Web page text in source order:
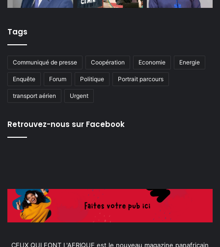
Tags
Communiqué de presse Coopération Economie Energie
Enquête Forum Politique Portrait parcours
transport aérien Urgent
Retrouvez-nous sur Facebook
CEUX QUI FONT L'AFRIQUE est le nouveau magazine panafricain